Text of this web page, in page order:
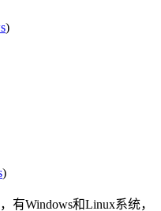
)
)
有Windows和Linux系统，